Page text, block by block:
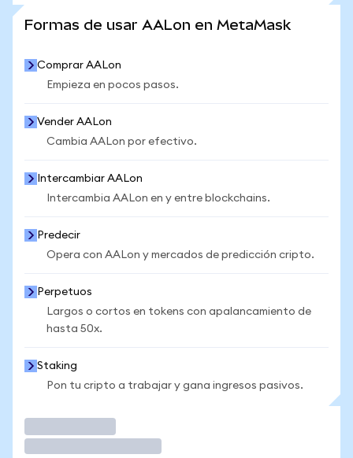
Formas de usar AALon en MetaMask
Comprar AALon
Empieza en pocos pasos.
Vender AALon
Cambia AALon por efectivo.
Intercambiar AALon
Intercambia AALon en y entre blockchains.
Predecir
Opera con AALon y mercados de predicción cripto.
Perpetuos
Largos o cortos en tokens con apalancamiento de
hasta 50x.
Staking
Pon tu cripto a trabajar y gana ingresos pasivos.